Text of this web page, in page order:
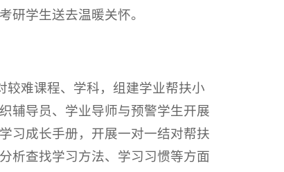
研学生送去温暖关怀。
较难课程、学科，组建学业帮扶小
辅导员、学业导师与预警学生开展
习成长手册，开展一对一结对帮扶
析查找学习方法、学习习惯等方面